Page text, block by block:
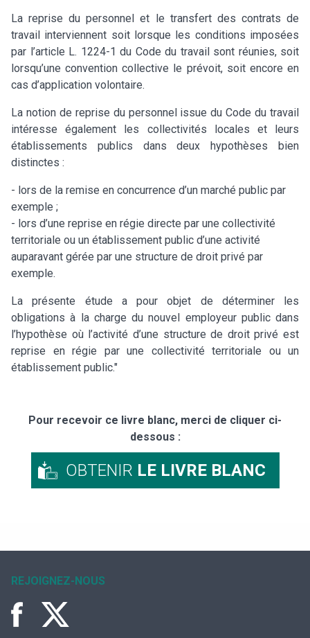
La reprise du personnel et le transfert des contrats de
travail interviennent soit lorsque les conditions imposées
par l’article L. 1224-1 du Code du travail sont réunies, soit
lorsqu’une convention collective le prévoit, soit encore en
cas d’application volontaire.
La notion de reprise du personnel issue du Code du travail
intéresse également les collectivités locales et leurs
établissements publics dans deux hypothèses bien
distinctes :
- lors de la remise en concurrence d’un marché public par
exemple ;
- lors d’une reprise en régie directe par une collectivité
territoriale ou un établissement public d’une activité
auparavant gérée par une structure de droit privé par
exemple.
La présente étude a pour objet de déterminer les
obligations à la charge du nouvel employeur public dans
l’hypothèse où l’activité d’une structure de droit privé est
reprise en régie par une collectivité territoriale ou un
établissement public."
Pour recevoir ce livre blanc, merci de cliquer ci-
dessous :
OBTENIR LE LIVRE BLANC
REJOIGNEZ-NOUS